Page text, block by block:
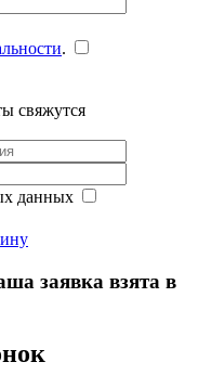
.
свяжутся
данных
заявка взята в